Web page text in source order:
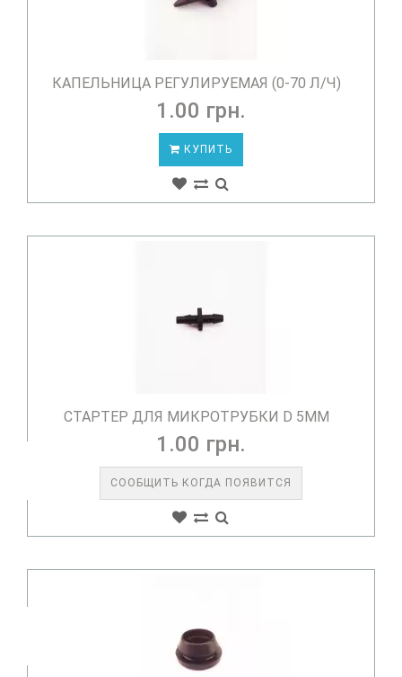
КАПЕЛЬНИЦА РЕГУЛИРУЕМАЯ (0-70 Л/Ч)
1.00 грн.
КУПИТЬ
СТАРТЕР ДЛЯ МИКРОТРУБКИ D 5ММ
1.00 грн.
СООБЩИТЬ КОГДА ПОЯВИТСЯ